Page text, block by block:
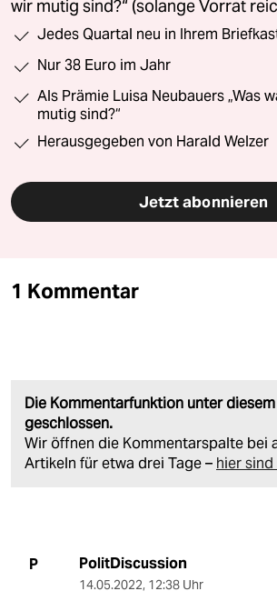
wir mutig sind?“ (solange Vorrat
Jedes Quartal neu in Ihrem
Nur 38 Euro im Jahr
Als Prämie Luisa Neubauers „Was
mutig sind?“
Herausgegeben von Harald Welzer
Jetzt abonnieren
1 Kommentar
Die Kommentarfunktion unter
geschlossen.
Wir öffnen die Kommentarspalte bei
Artikeln für etwa drei Tage – hier sind
P PolitDiscussion
14.05.2022, 12:38 Uhr